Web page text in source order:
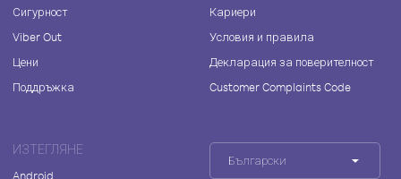
Сигурност
Viber Out
Цени
Поддръжка
Кариери
Условия и правила
Декларация за поверителност
Customer Complaints Code
ИЗТЕГЛЯНЕ
Android
Български